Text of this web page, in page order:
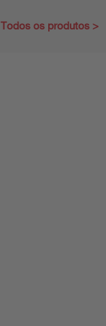
Todos os produtos